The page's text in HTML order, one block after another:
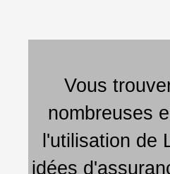
Vous
nombreuses
l'utilisation de
idées